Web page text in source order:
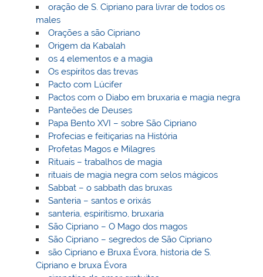
oração de S. Cipriano para livrar de todos os
males
Orações a são Cipriano
Origem da Kabalah
os 4 elementos e a magia
Os espíritos das trevas
Pacto com Lúcifer
Pactos com o Diabo em bruxaria e magia negra
Panteões de Deuses
Papa Bento XVI – sobre São Cipriano
Profecias e feitiçarias na História
Profetas Magos e Milagres
Rituais – trabalhos de magia
rituais de magia negra com selos mágicos
Sabbat – o sabbath das bruxas
Santeria – santos e orixás
santeria, espiritismo, bruxaria
São Cipriano – O Mago dos magos
São Cipriano – segredos de São Cipriano
são Cipriano e Bruxa Évora, historia de S.
Cipriano e bruxa Évora